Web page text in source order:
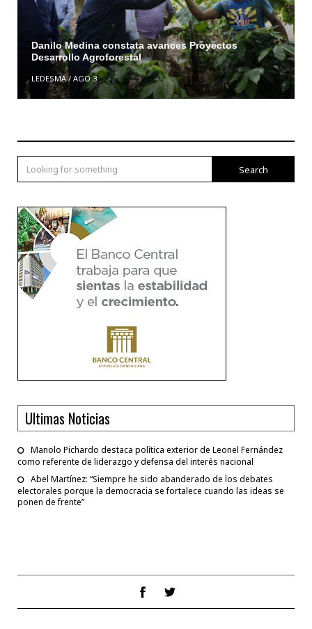
Danilo Medina constata avances Proyectos
Desarrollo Agroforestal
LEDESMA/ AGO 3
Search
Ultimas Noticias
Manolo Pichardo destaca política exterior de Leonel Fernández
como referente de liderazgo y defensa del interés nacional
Abel Martínez: “Siempre he sido abanderado de los debates
electorales porque la democracia se fortalece cuando las ideas se
ponen de frente”